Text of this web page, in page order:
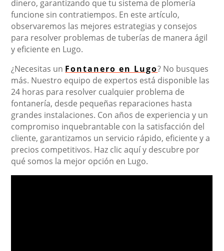
dinero, garantizando que tu sistema de plomería
funcione sin contratiempos. En este artículo,
observaremos las mejores estrategias y consejos
para resolver problemas de tuberías de manera ágil
y eficiente en Lugo.
¿Necesitas un Fontanero en Lugo? No busques
más. Nuestro equipo de expertos está disponible las
24 horas para resolver cualquier problema de
fontanería, desde pequeñas reparaciones hasta
grandes instalaciones. Con años de experiencia y un
compromiso inquebrantable con la satisfacción del
cliente, garantizamos un servicio rápido, eficiente y a
precios competitivos. Haz clic aquí y descubre por
qué somos la mejor opción en Lugo.